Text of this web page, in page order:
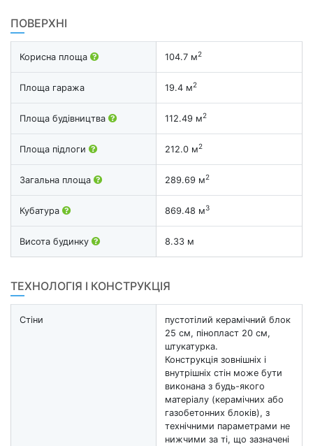
ПОВЕРХНІ
Корисна площа 104.7 м2
Площа гаража 19.4 м2
Площа будівництва 112.49 м2
Площа підлоги 212.0 м2
Загальна площа 289.69 м2
Кубатура 869.48 м3
Висота будинку 8.33 м
ТЕХНОЛОГІЯ І КОНСТРУКЦІЯ
Стіни
пустотілий керамічний блок
25 см, пінопласт 20 см,
штукатурка.
Конструкція зовнішніх і
внутрішніх стін може бути
виконана з будь-якого
матеріалу (керамічних або
газобетонних блоків), з
технічними параметрами не
нижчими за ті, що зазначені